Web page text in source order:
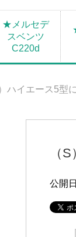
★メルセデ
スベンツ
C220d
）ハイエース5型
（
公開